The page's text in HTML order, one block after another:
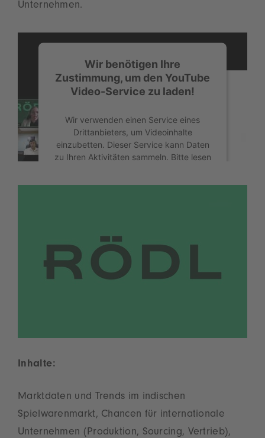
Unternehmen.
Wir benötigen Ihre
Zustimmung, um den YouTube
Video-Service zu laden!
Wir verwenden einen Service eines
Drittanbieters, um Videoinhalte
einzubetten. Dieser Service kann Daten
zu Ihren Aktivitäten sammeln. Bitte lesen
Akzeptieren
powered by
Usercentrics Consent
Inhalte:
Marktdaten und Trends im indischen
Spielwarenmarkt, Chancen für internationale
Unternehmen (Produktion, Sourcing, Vertrieb),